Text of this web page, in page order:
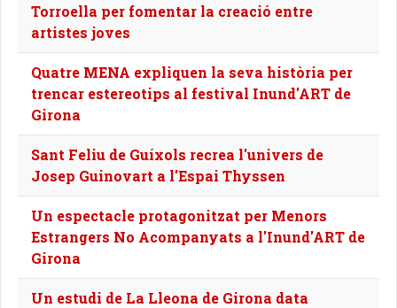
Torroella per fomentar la creació entre
artistes joves
Quatre MENA expliquen la seva història per
trencar estereotips al festival Inund'ART de
Girona
Sant Feliu de Guíxols recrea l'univers de
Josep Guinovart a l'Espai Thyssen
Un espectacle protagonitzat per Menors
Estrangers No Acompanyats a l'Inund'ART de
Girona
Un estudi de La Lleona de Girona data